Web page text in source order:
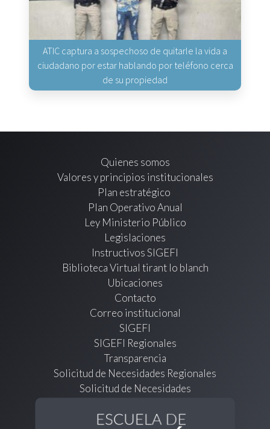
ATIC captura a sospechoso de quitarle la vida a
ciudadano por estar hablando por teléfono cerca
de su propiedad
Quienes somos
Valores y principios institucionales
Plan estratégico
Plan Operativo Anual
Ley Ministerio Público
Legislaciones
Instructivos SIGEFI
Biblioteca Virtual tirant lo blanch
Ubicaciones
Contacto
Correo institucional
SIGEFI
SIGEFI Regionales
Transparencia
Solicitud de Necesidades Regionales
Solicitud de Necesidades